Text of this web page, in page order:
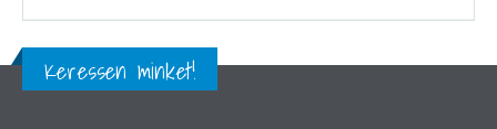
Keressen minket!